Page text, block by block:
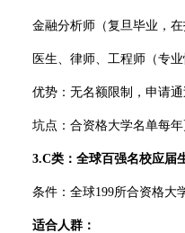
金融分析师（复旦毕业，在
医生、律师、工程师（专业
优势：无名额限制，申请通
坑点：合资格大学名单每年
3.C类：全球百强名校应届
条件：全球199所合资格大学
适合人群：